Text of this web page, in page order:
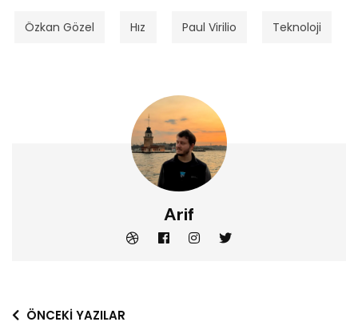
Özkan Gözel Hız Paul Virilio Teknoloji
Arif
ÖNCEKI YAZILAR